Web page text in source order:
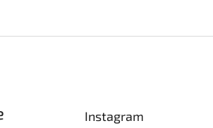
Instagram